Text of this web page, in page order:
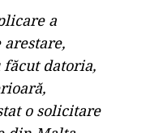
a
datoria,
o solicitare